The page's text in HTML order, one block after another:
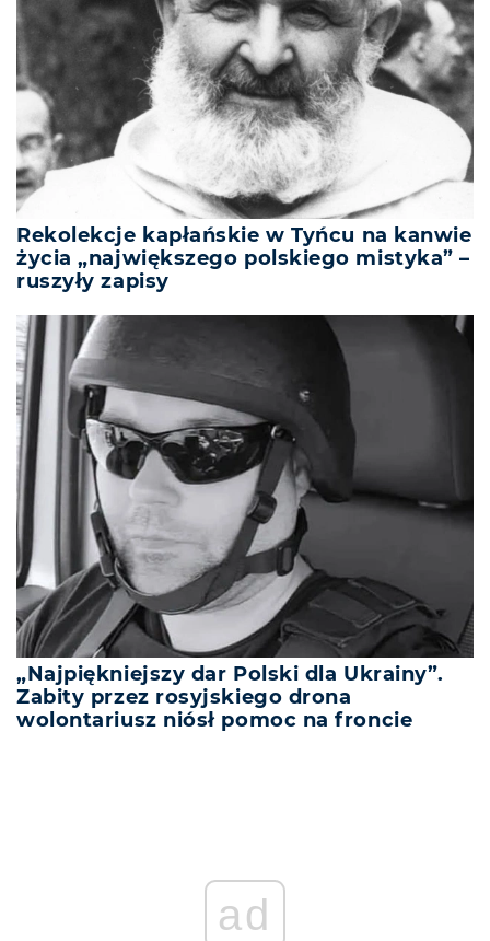
Rekolekcje kapłańskie w Tyńcu na kanwie
życia „największego polskiego mistyka” –
ruszyły zapisy
„Najpiękniejszy dar Polski dla Ukrainy”.
Zabity przez rosyjskiego drona
wolontariusz niósł pomoc na froncie
ad